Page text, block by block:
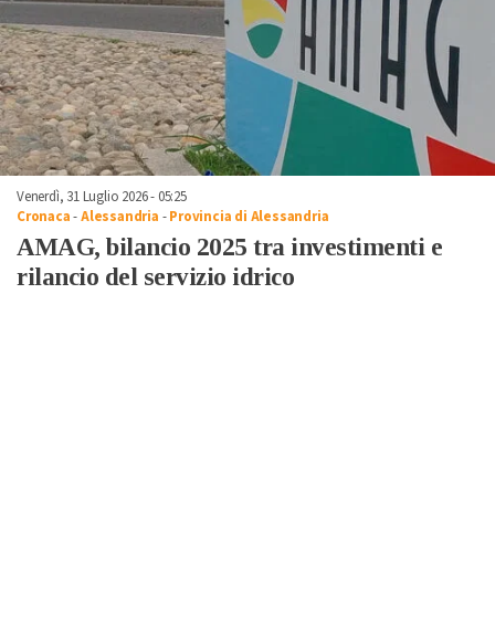
Venerdì, 31 Luglio 2026 - 05:25
Cronaca-Alessandria -Provincia di Alessandria
AMAG, bilancio 2025 tra investimenti e
rilancio del servizio idrico